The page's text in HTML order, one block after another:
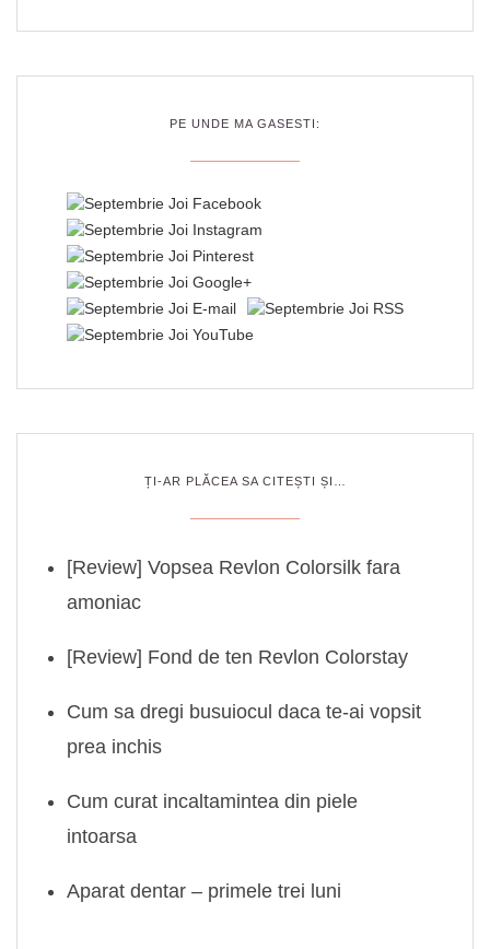
PE UNDE MA GASESTI:
ȚI-AR PLĂCEA SA CITEȘTI ȘI…
[Review] Vopsea Revlon Colorsilk fara
amoniac
[Review] Fond de ten Revlon Colorstay
Cum sa dregi busuiocul daca te-ai vopsit
prea inchis
Cum curat incaltamintea din piele
intoarsa
Aparat dentar – primele trei luni